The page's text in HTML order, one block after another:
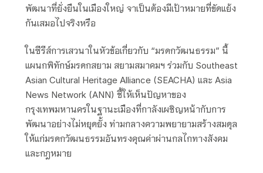
พัฒนาที่ยั่งยืนในเมืองใหญ่ จาเป็นต้องมีเป้าหมายที่ขัดแย้ง
กันเสมอไปจริงหรือ
ในซีรีส์การเสวนาในหัวข้อเกี่ยวกับ “มรดกวัฒนธรรม” นี้
แผนกพิทักษ์มรดกสยาม สยามสมาคมฯ ร่วมกับ Southeast
Asian Cultural Heritage Alliance (SEACHA) และ Asia
News Network (ANN) ชี้ให้เห็นปัญหาของ
กรุงเทพมหานครในฐานะเมืองที่กาลังเผชิญหน้ากับการ
พัฒนาอย่างไม่หยุดยั้ง ท่ามกลางความพยายามสร้างสมดุล
ให้แก่มรดกวัฒนธรรมอันทรงคุณค่าผ่านกลไกทางสังคม
และกฎหมาย